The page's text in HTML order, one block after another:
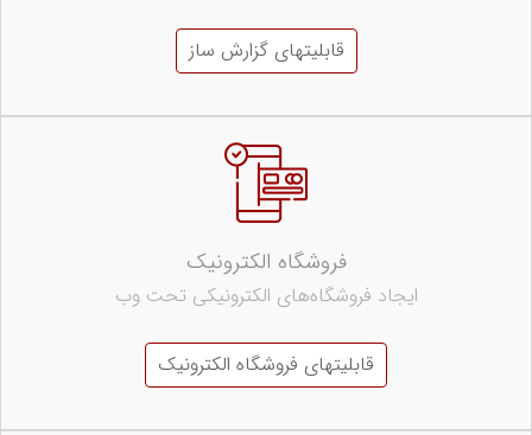
قابلیتهای گزارش ساز
فروشگاه الکترونیک
ایجاد فروشگاه‌های الکترونیکی تحت وب
قابلیتهای فروشگاه الکترونیک